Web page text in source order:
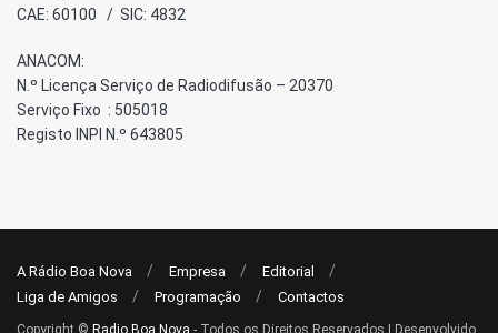
CAE: 60100 / SIC: 4832
ANACOM:
N.º Licença Serviço de Radiodifusão – 20370
Serviço Fixo : 505018
Registo INPI N.º 643805
A Rádio Boa Nova Empresa
Editorial
Liga de Amigos
Programação Contactos
Copyright © Radio Boa Nova - Todos os Direitos Reservados | Desenvolvido